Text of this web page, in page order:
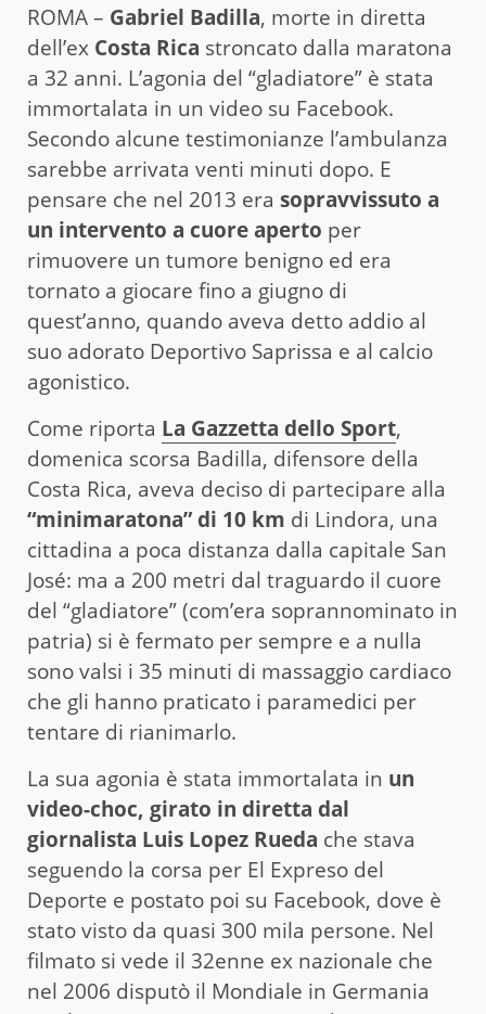
ROMA – Gabriel Badilla, morte in diretta
dell’ex Costa Rica stroncato dalla maratona
a 32 anni. L’agonia del “gladiatore” è stata
immortalata in un video su Facebook.
Secondo alcune testimonianze l’ambulanza
sarebbe arrivata venti minuti dopo. E
pensare che nel 2013 era sopravvissuto a
un intervento a cuore aperto per
rimuovere un tumore benigno ed era
tornato a giocare fino a giugno di
quest’anno, quando aveva detto addio al
suo adorato Deportivo Saprissa e al calcio
agonistico.
Come riporta La Gazzetta dello Sport,
domenica scorsa Badilla, difensore della
Costa Rica, aveva deciso di partecipare alla
“minimaratona” di 10 km di Lindora, una
cittadina a poca distanza dalla capitale San
José: ma a 200 metri dal traguardo il cuore
del “gladiatore” (com’era soprannominato in
patria) si è fermato per sempre e a nulla
sono valsi i 35 minuti di massaggio cardiaco
che gli hanno praticato i paramedici per
tentare di rianimarlo.
La sua agonia è stata immortalata in un
video-choc, girato in diretta dal
giornalista Luis Lopez Rueda che stava
seguendo la corsa per El Expreso del
Deporte e postato poi su Facebook, dove è
stato visto da quasi 300 mila persone. Nel
filmato si vede il 32enne ex nazionale che
nel 2006 disputò il Mondiale in Germania